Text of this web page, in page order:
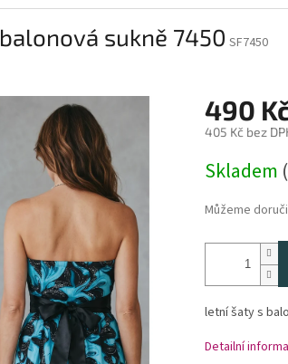
sukně 7450 SF7450
490
405 Kč bez
cena:
Skladem
Můžeme
letní šaty s
Detailní